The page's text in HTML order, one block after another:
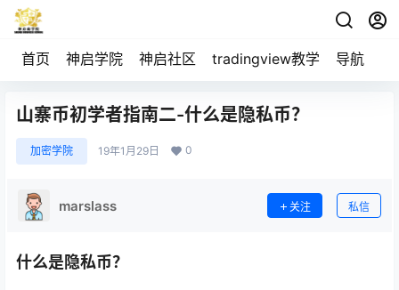
首页 神启学院 神启社区 tradingview教学 导航
山寨币初学者指南二-什么是隐私币？
加密学院 19年1月29日 0
marslass 关注 私信
什么是隐私币？